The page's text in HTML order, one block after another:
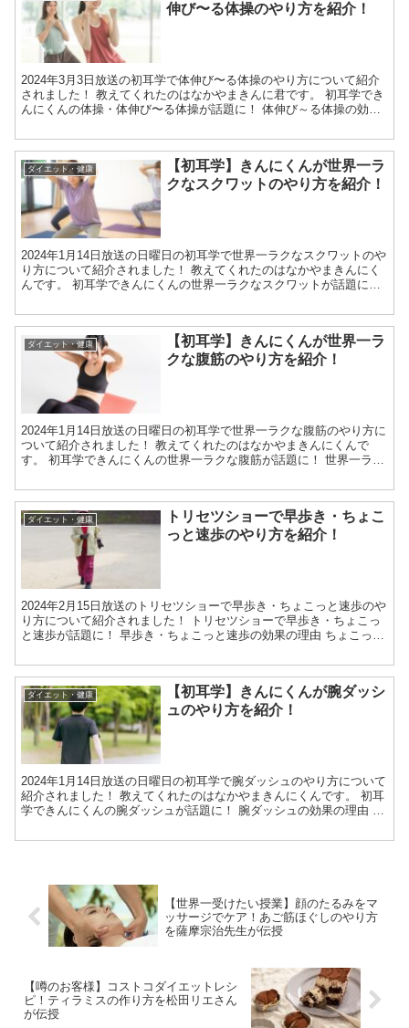
伸び〜る体操のやり方を紹介！
2024年3月3日放送の初耳学で体伸び〜る体操のやり方について紹介
されました！ 教えてくれたのはなかやまきんに君です。 初耳学でき
んにくんの体操・体伸び〜る体操が話題に！ 体伸び～る体操の効果
ダイエット・健康
【初耳学】きんにくんが世界一ラ
クなスクワットのやり方を紹介！
2024年1月14日放送の日曜日の初耳学で世界一ラクなスクワットのや
り方について紹介されました！ 教えてくれたのはなかやまきんにく
んです。 初耳学できんにくんの世界一ラクなスクワットが話題に！
ダイエット・健康
【初耳学】きんにくんが世界一ラ
クな腹筋のやり方を紹介！
2024年1月14日放送の日曜日の初耳学で世界一ラクな腹筋のやり方に
ついて紹介されました！ 教えてくれたのはなかやまきんにくんで
す。 初耳学できんにくんの世界一ラクな腹筋が話題に！ 世界一ラク
ダイエット・健康
トリセツショーで早歩き・ちょこ
っと速歩のやり方を紹介！
2024年2月15日放送のトリセツショーで早歩き・ちょこっと速歩のや
り方について紹介されました！ トリセツショーで早歩き・ちょこっ
と速歩が話題に！ 早歩き・ちょこっと速歩の効果の理由 ちょこっと
ダイエット・健康
【初耳学】きんにくんが腕ダッシ
ュのやり方を紹介！
2024年1月14日放送の日曜日の初耳学で腕ダッシュのやり方について
紹介されました！ 教えてくれたのはなかやまきんにくんです。 初耳
学できんにくんの腕ダッシュが話題に！ 腕ダッシュの効果の理由 腕
【世界一受けたい授業】顔のたるみをマ
ッサージでケア！あご筋ほぐしのやり方
を薩摩宗治先生が伝授
【噂のお客様】コストコダイエットレシ
ピ！ティラミスの作り方を松田リエさん
が伝授